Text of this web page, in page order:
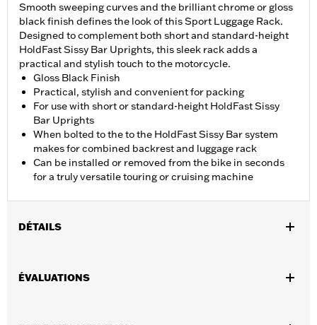
Smooth sweeping curves and the brilliant chrome or gloss
black finish defines the look of this Sport Luggage Rack.
Designed to complement both short and standard-height
HoldFast Sissy Bar Uprights, this sleek rack adds a
practical and stylish touch to the motorcycle.
Gloss Black Finish
Practical, stylish and convenient for packing
For use with short or standard-height HoldFast Sissy
Bar Uprights
When bolted to the to the HoldFast Sissy Bar system
makes for combined backrest and luggage rack
Can be installed or removed from the bike in seconds
for a truly versatile touring or cruising machine
DÉTAILS
après, et aux modèles FLSTFI 2025 équipés d’un appui-dos
ÉVALUATIONS